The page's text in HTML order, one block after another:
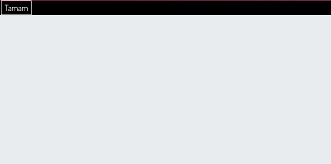
Tamam